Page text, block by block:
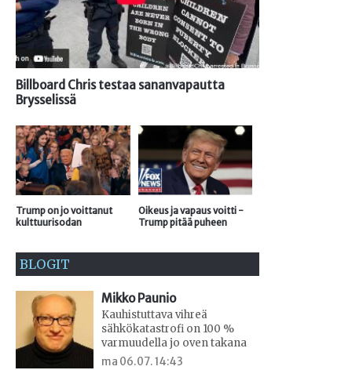
Billboard Chris testaa sananvapautta
Brysselissä
Trump on jo voittanut
kulttuurisodan
Oikeus ja vapaus voitti -
Trump pitää puheen
BLOGIT
Mikko Paunio
Kauhistuttava vihreä
sähkökatastrofi on 100 %
varmuudella jo oven takana
ma 06.07. 14:43